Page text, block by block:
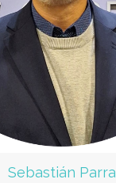
Sebastián Parra